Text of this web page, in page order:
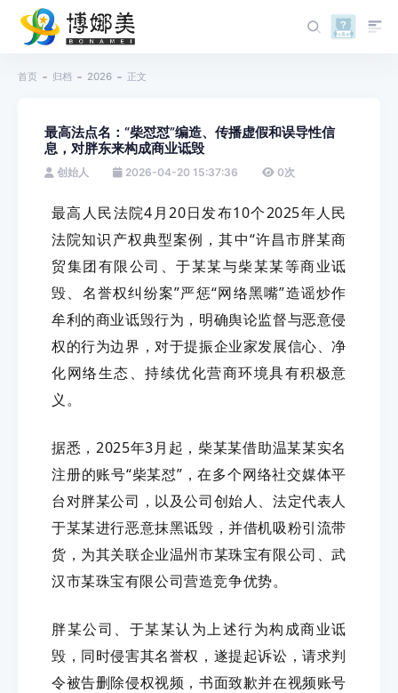
首页 归档 2026 正文
最高法点名：“柴怼怼”编造、传播虚假和误导性信
息，对胖东来构成商业诋毁
创始人 2026-04-20 15:37:36 0次
最高人民法院4月20日发布10个2025年人民
法院知识产权典型案例，其中“许昌市胖某商
贸集团有限公司、于某某与柴某某等商业诋
毁、名誉权纠纷案”严惩“网络黑嘴”造谣炒作
牟利的商业诋毁行为，明确舆论监督与恶意侵
权的行为边界，对于提振企业家发展信心、净
化网络生态、持续优化营商环境具有积极意
义。
据悉，2025年3月起，柴某某借助温某某实名
注册的账号“柴某怼”，在多个网络社交媒体平
台对胖某公司，以及公司创始人、法定代表人
于某某进行恶意抹黑诋毁，并借机吸粉引流带
货，为其关联企业温州市某珠宝有限公司、武
汉市某珠宝有限公司营造竞争优势。
胖某公司、于某某认为上述行为构成商业诋
毁，同时侵害其名誉权，遂提起诉讼，请求判
令被告删除侵权视频，书面致歉并在视频账号